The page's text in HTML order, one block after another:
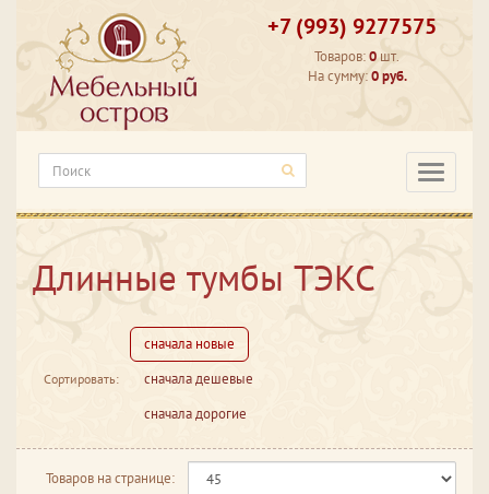
+7 (993) 9277575
Товаров:0 шт.
На сумму:0 руб.
Длинные тумбы ТЭКС
Сортировать:
сначала новые
сначала дешевые
сначала дорогие
Товаров на странице: